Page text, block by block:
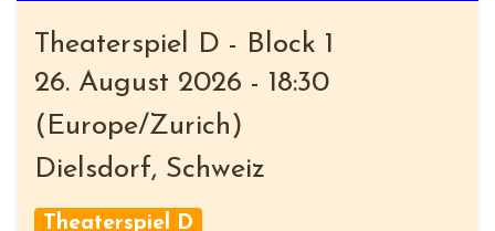
Theaterspiel D - Block 1
26. August 2026 - 18:30
( Europe/Zurich )
Dielsdorf, Schweiz
Theaterspiel D